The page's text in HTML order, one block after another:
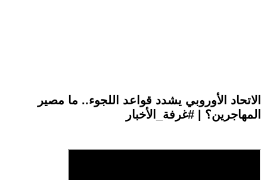
الاتحاد الأوروبي يشدد قواعد اللجوء.. ما مصير
المهاجرين؟ | #غرفة_الأخبار